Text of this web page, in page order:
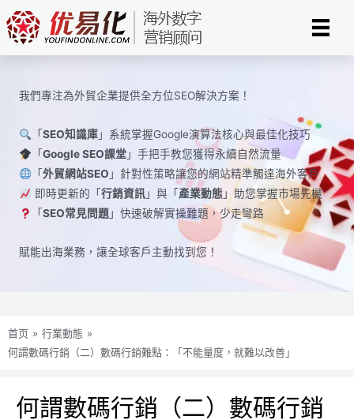
Skip
to
content
我們專注為外貿企業提供全方位SEO解決方案！
「 SEO知識庫」系統掌握Google演算法核心與最佳化技巧
「 Google SEO課堂」手把手教您獲得永續自然流量
「 外貿網站SEO 」針對性策略讓您的網站精準觸達海外客戶
即時更新的「 行銷資訊」與「 產業動態」助您掌握市場先機
「 SEO常見問題」快速破解實操難題，少走彎路
賦能出海業務，讓全球​​客戶主動找到您！
首页 » 行業動態 »
何謂數碼行銷（二）數碼行銷難點：「不能量度，就難以改善」
何謂數碼行銷（二）數碼行銷